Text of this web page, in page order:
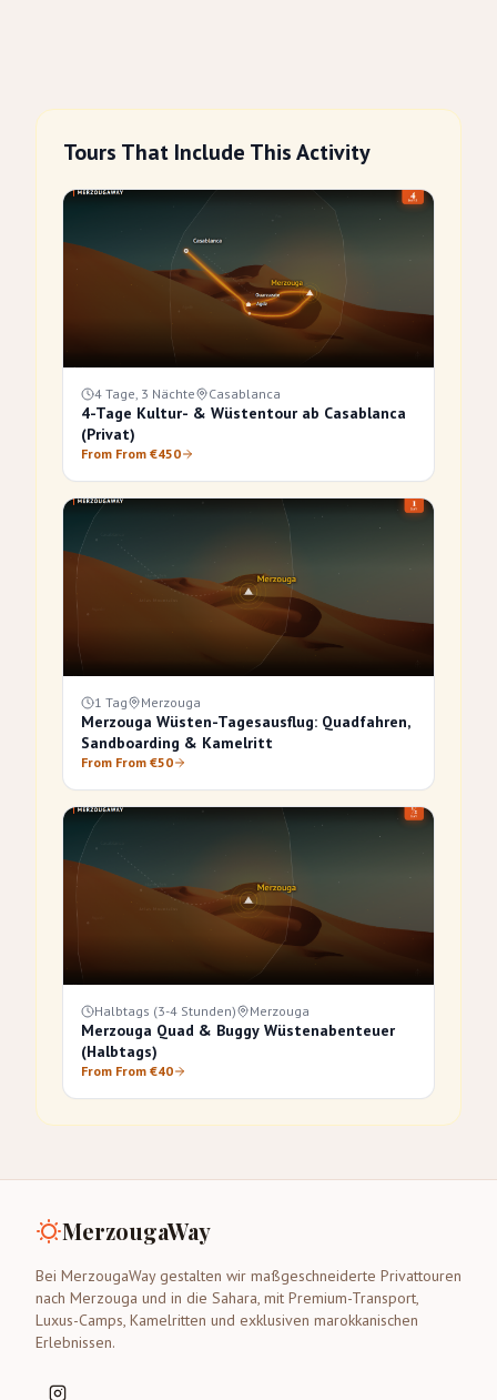
Tours That Include This Activity
4 Tage, 3 Nächte Casablanca
4-Tage Kultur- & Wüstentour ab Casablanca
(Privat)
From From €450
1 Tag Merzouga
Merzouga Wüsten-Tagesausflug: Quadfahren,
Sandboarding & Kamelritt
From From €50
Halbtags (3-4 Stunden) Merzouga
Merzouga Quad & Buggy Wüstenabenteuer
(Halbtags)
From From €40
MerzougaWay
Bei MerzougaWay gestalten wir maßgeschneiderte Privattouren
nach Merzouga und in die Sahara, mit Premium-Transport,
Luxus-Camps, Kamelritten und exklusiven marokkanischen
Erlebnissen.